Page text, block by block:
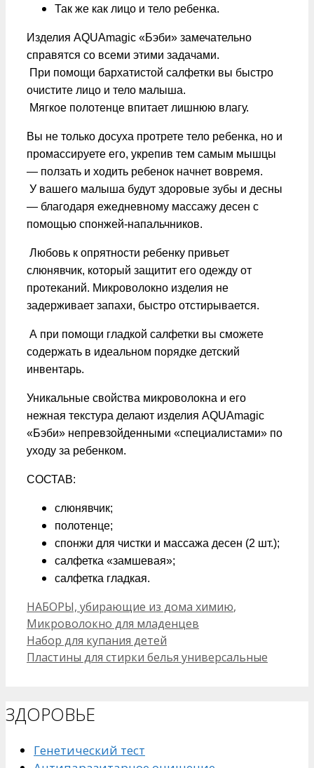
Так же как лицо и тело ребенка.
Изделия AQUAmagic «Бэби» замечательно
справятся со всеми этими задачами.
При помощи бархатистой салфетки вы быстро
очистите лицо и тело малыша.
Мягкое полотенце впитает лишнюю влагу.
Вы не только досуха протрете тело ребенка, но и
промассируете его, укрепив тем самым мышцы
— ползать и ходить ребенок начнет вовремя.
У вашего малыша будут здоровые зубы и десны
— благодаря ежедневному массажу десен с
помощью спонжей-напальчников.
Любовь к опрятности ребенку привьет
слюнявчик, который защитит его одежду от
протеканий. Микроволокно изделия не
задерживает запахи, быстро отстирывается.
А при помощи гладкой салфетки вы сможете
содержать в идеальном порядке детский
инвентарь.
Уникальные свойства микроволокна и его
нежная текстура делают изделия AQUAmagic
«Бэби» непревзойденными «специалистами» по
уходу за ребенком.
СОСТАВ:
слюнявчик;
полотенце;
спонжи для чистки и массажа десен (2 шт.);
салфетка «замшевая»;
салфетка гладкая.
Рубрики
НАБОРЫ, убирающие из дома химию,
Микроволокно для младенцев
Набор для купания детей
Пластины для стирки белья универсальные
ЗДОРОВЬЕ
Генетический тест